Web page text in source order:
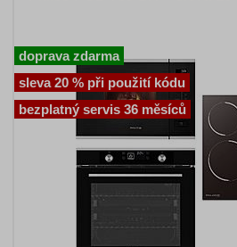
doprava zdarma
sleva 20 % při použití kódu
bezplatný servis 36 měsíců